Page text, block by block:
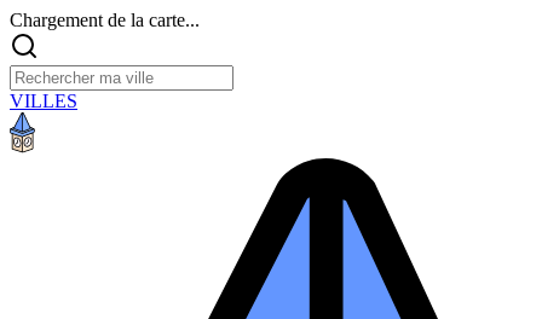
Chargement de la carte...
VILLES